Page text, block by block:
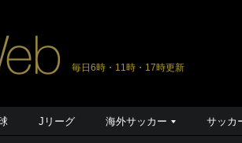
毎日6時・11時・17時更新
Jリーグ 海外サッカー サッカ